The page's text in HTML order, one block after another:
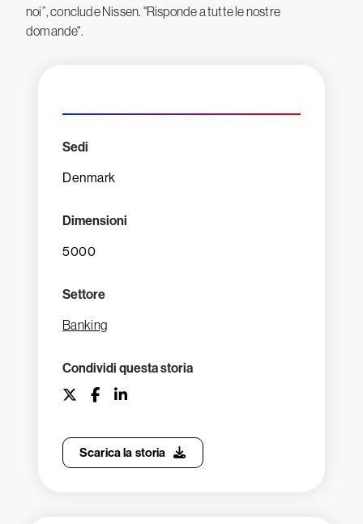
noi”, conclude Nissen. "Risponde a tutte le nostre
domande".
Sedi
Denmark
Dimensioni
5000
Settore
Banking
Condividi questa storia
Scarica la storia